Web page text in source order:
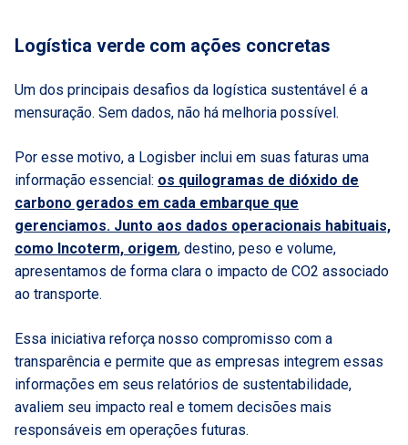
Logística verde com ações concretas
Um dos principais desafios da logística sustentável é a
mensuração. Sem dados, não há melhoria possível.
Por esse motivo, a Logisber inclui em suas faturas uma
informação essencial: os quilogramas de dióxido de
carbono gerados em cada embarque que
gerenciamos. Junto aos dados operacionais habituais,
como Incoterm, origem, destino, peso e volume,
apresentamos de forma clara o impacto de CO2 associado
ao transporte.
Essa iniciativa reforça nosso compromisso com a
transparência e permite que as empresas integrem essas
informações em seus relatórios de sustentabilidade,
avaliem seu impacto real e tomem decisões mais
responsáveis em operações futuras.